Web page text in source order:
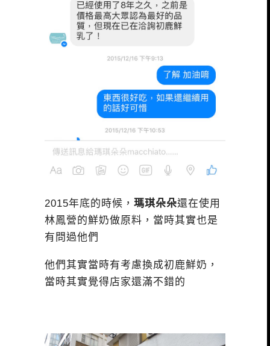
2015年底的時候， 瑪琪朵朵還在使用
林鳳營的鮮奶做原料，當時其實也是
有問過他們
他們其實當時有考慮換成初鹿鮮奶，
當時其實覺得店家還滿不錯的